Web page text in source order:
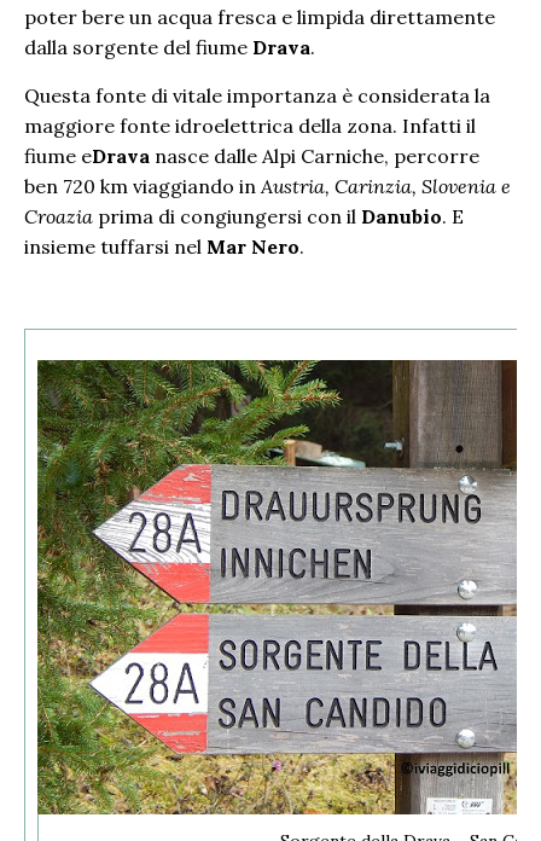
poter bere un acqua fresca e limpida direttamente
dalla sorgente del fiume Drava.
Questa fonte di vitale importanza è considerata la
maggiore fonte idroelettrica della zona. Infatti il
fiume eDrava nasce dalle Alpi Carniche, percorre
ben 720 km viaggiando inAustria, Carinzia, Slovenia e
Croazia prima di congiungersi con il Danubio. E
insieme tuffarsi nel Mar Nero.